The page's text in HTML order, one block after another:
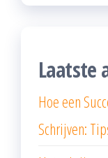
Laatste
Hoe een
Schrijven: